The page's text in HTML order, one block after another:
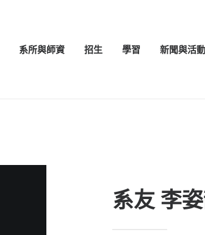
系所與師資 招生 學習 新聞與活動
系友 李